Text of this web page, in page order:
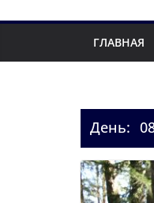
ГЛАВНАЯ
День: